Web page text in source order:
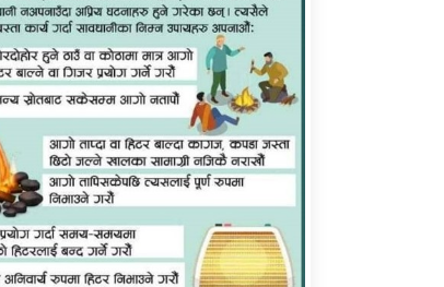
कर्णाली प्राविधि शिक्षालय जुम्लाको सुचना